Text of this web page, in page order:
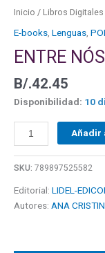
Inicio / Libros Digitales
E-books Lenguas
ENTRE
B/.42.45
Disponibilidad: 10
Añadir
SKU: 789897525582
Editorial: LIDEL-
Autores: ANA